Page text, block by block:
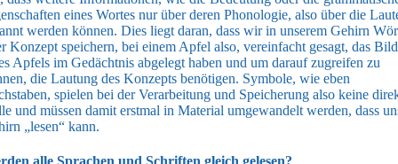
eines Wortes nur über deren Phonologie, also über die
werden können. Dies liegt daran, dass wir in unserem Gehirn
Konzept speichern, bei einem Apfel also, vereinfacht gesagt, das Bild
Apfels im Gedächtnis abgelegt haben und um darauf zugreifen zu
die Lautung des Konzepts benötigen. Symbole, wie eben
spielen bei der Verarbeitung und Speicherung also keine
und müssen damit erstmal in Material umgewandelt werden, dass
„lesen“ kann.
alle Sprachen und Schriften gleich gelesen?